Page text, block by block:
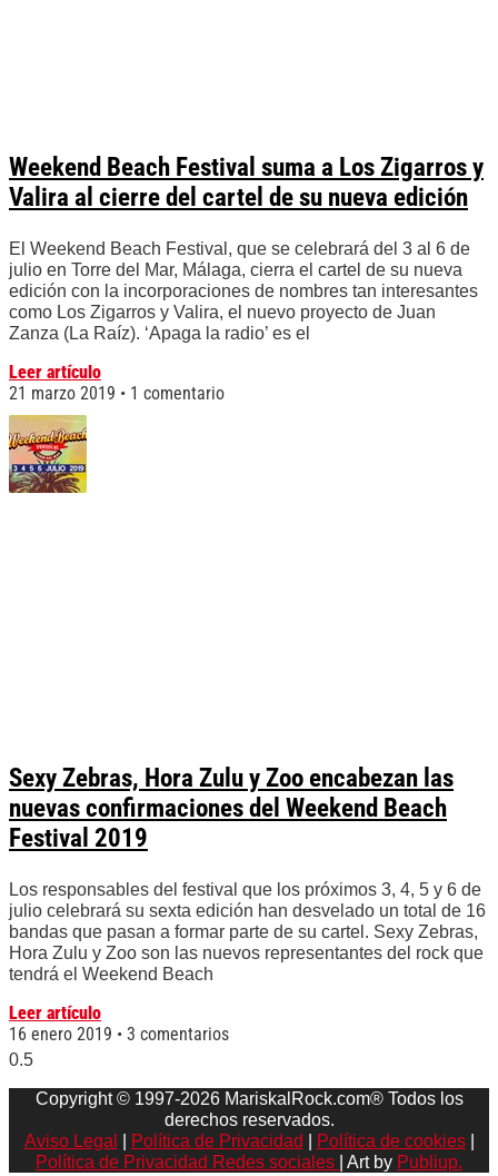
Weekend Beach Festival suma a Los Zigarros y
Valira al cierre del cartel de su nueva edición
El Weekend Beach Festival, que se celebrará del 3 al 6 de
julio en Torre del Mar, Málaga, cierra el cartel de su nueva
edición con la incorporaciones de nombres tan interesantes
como Los Zigarros y Valira, el nuevo proyecto de Juan
Zanza (La Raíz). ‘Apaga la radio’ es el
Leer artículo
21 marzo 2019
1 comentario
Sexy Zebras, Hora Zulu y Zoo encabezan las
nuevas confirmaciones del Weekend Beach
Festival 2019
Los responsables del festival que los próximos 3, 4, 5 y 6 de
julio celebrará su sexta edición han desvelado un total de 16
bandas que pasan a formar parte de su cartel. Sexy Zebras,
Hora Zulu y Zoo son las nuevos representantes del rock que
tendrá el Weekend Beach
Leer artículo
16 enero 2019
3 comentarios
Copyright © 1997-2026 MariskalRock.com® Todos los
derechos reservados.
Aviso Legal
Política de Privacidad Política de cookies|
Política de Privacidad Redes sociales
| Art by Publiup.